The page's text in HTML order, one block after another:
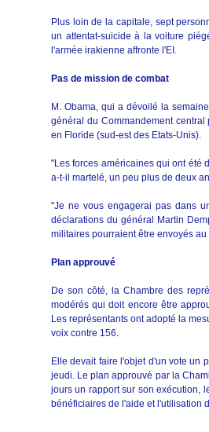
Plus loin de la capitale, sept
un attentat-suicide à la voiture
l'armée irakienne affronte l'EI.
Pas de mission de combat
M. Obama, qui a dévoilé la
général du Commandement
en Floride (sud-est des Etats-Unis).
"Les forces américaines qui ont été
a-t-il martelé, un peu plus de deux
"Je ne vous engagerai pas dans
déclarations du général Martin
militaires pourraient être envoyés au
Plan approuvé
De son côté, la Chambre des
modérés qui doit encore être
Les représentants ont adopté la
voix contre 156.
Elle devait faire l'objet d'un vote un
jeudi. Le plan approuvé par la
jours un rapport sur son exécution,
bénéficiaires de l'aide et l'utilisation